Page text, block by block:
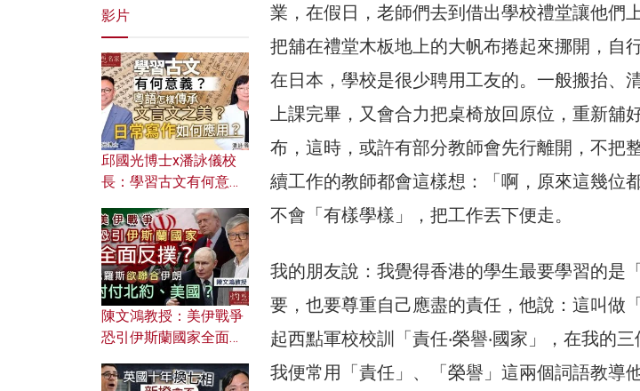
業，在假日，老師們去到借出學校禮堂讓他們
把舖在禮堂木板地上的大帆布捲起來挪開，自
在日本，學校是很少聘用工友的。一般搬抬、
上課完畢，又會合力把桌椅放回原位，重新舖
布，這時，或許有部分教師會先行離開，不把
續工作的教師都會這樣想：「啊，原來這幾位
不會「有樣學樣」，把工作丟下便走。
我的朋友說：我覺得香港的學生最要學習的是
要，也要尊重自己應盡的責任，他說：這叫做
起西點軍校校訓「責任‧榮譽‧國家」，在我的
我便常用「責任」、「榮譽」這兩個詞語教導
影片
邱國光博士x潘詠儀校
長：學習古文有何意
文之美？ 日常寫作如何
應用？
陳文鴻教授：美伊戰爭
恐引伊斯蘭國家全面反
對付北約美國？